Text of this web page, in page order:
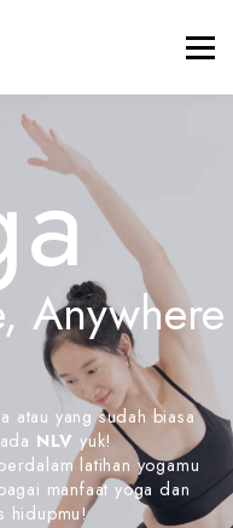
Anywhere
atau yang sudah biasa
NLV yuk!
latihan yogamu
manfaat yoga dan
hidupmu!